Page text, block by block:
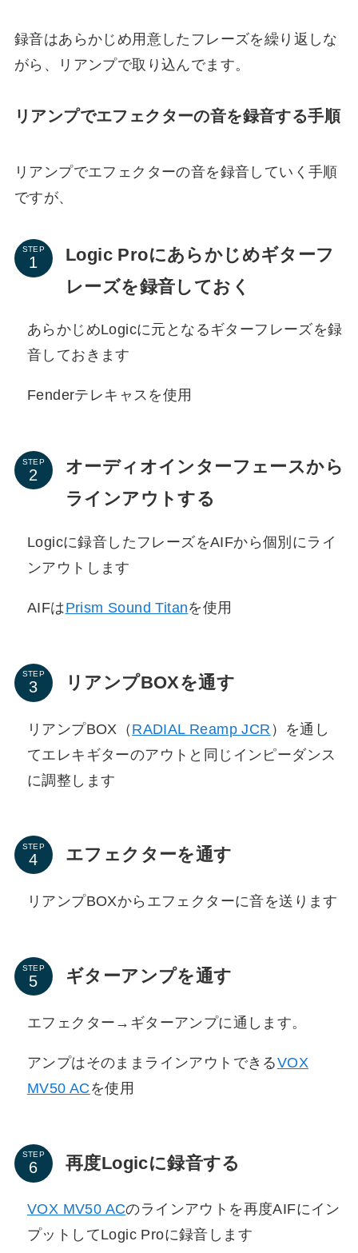
録音はあらかじめ用意したフレーズを繰り返しな
がら、リアンプで取り込んでます。
リアンプでエフェクターの音を録音する手順
リアンプでエフェクターの音を録音していく手順
ですが、
STEP
Logic Proにあらかじめギターフ
レーズを録音しておく
あらかじめLogicに元となるギターフレーズを録
音しておきます
Fenderテレキャスを使用
STEP
オーディオインターフェースから
ラインアウトする
Logicに録音したフレーズをAIFから個別にライ
ンアウトします
AIFはPrism Sound Titanを使用
STEP リアンプBOXを通す
リアンプBOX（ RADIAL Reamp JCR ）を通し
てエレキギターのアウトと同じインピーダンス
に調整します
STEP エフェクターを通す
リアンプBOXからエフェクターに音を送ります
STEP ギターアンプを通す
エフェクター→ギターアンプに通します。
アンプはそのままラインアウトできるVOX
MV50 AC を使用
STEP 再度Logicに録音する
VOX MV50 ACのラインアウトを再度AIFにイン
プットしてLogic Proに録音します